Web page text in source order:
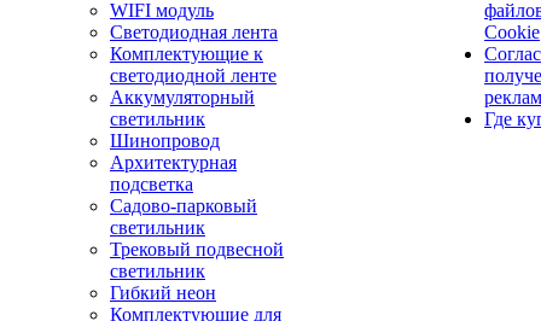
WIFI модуль
Светодиодная лента
Комплектующие к
светодиодной ленте
Аккумуляторный
светильник
Шинопровод
Архитектурная
подсветка
Садово-парковый
светильник
Трековый подвесной
светильник
Гибкий неон
Комплектующие для
Cookie
Где